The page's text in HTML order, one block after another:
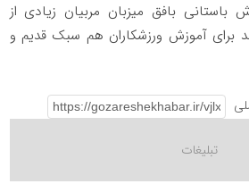
باستانی بافق میزبان مربیان زیادی از
برای آموزش ورزشکاران هم سبک قدیم و